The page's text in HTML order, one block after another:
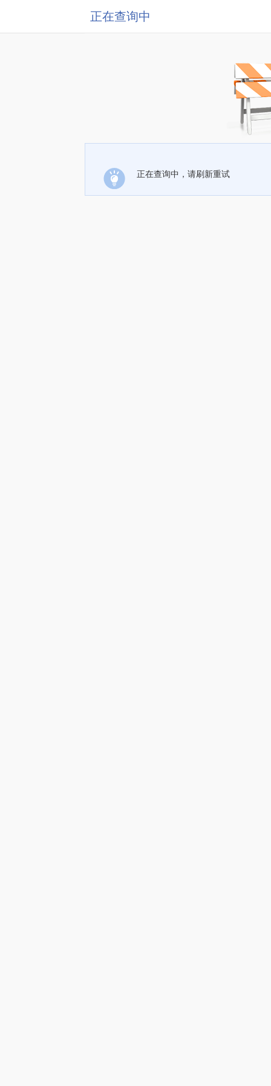
正在查询中
正在查询中，请刷新重试